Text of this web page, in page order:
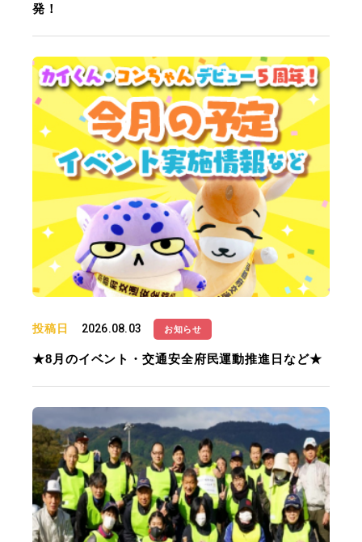
発！
投稿日 2026.08.03 お知らせ
★8月のイベント・交通安全府民運動推進日など★